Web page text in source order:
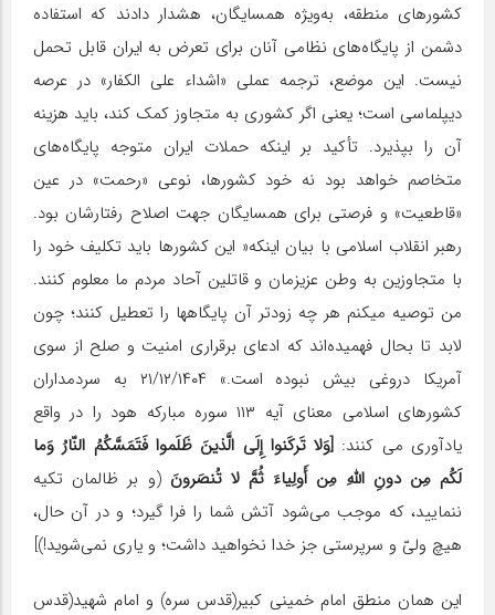
کشورهای منطقه، به‌ویژه همسایگان، هشدار دادند که استفاده
دشمن از پایگاه‌های نظامی آنان برای تعرض به ایران قابل تحمل
نیست. این موضع، ترجمه عملی «اشداء علی الکفار» در عرصه
دیپلماسی است؛ یعنی اگر کشوری به متجاوز کمک کند، باید هزینه
آن را بپذیرد. تأکید بر اینکه حملات ایران متوجه پایگاه‌های
متخاصم خواهد بود نه خود کشورها، نوعی «رحمت» در عین
«قاطعیت» و فرصتی برای همسایگان جهت اصلاح رفتارشان بود.
رهبر انقلاب اسلامی با بیان اینکه« این کشورها باید تکلیف خود را
با متجاوزین به وطن عزیزمان و قاتلین آحاد مردم ما معلوم کنند.
من توصیه میکنم هر چه زودتر آن پایگاهها را تعطیل کنند؛ چون
لابد تا بحال فهمیده‌اند که ادعای برقراری امنیت و صلح از سوی
آمریکا دروغی بیش نبوده است.» ۲۱/۱۲/۱۴۰۴ به سردمداران
کشورهای اسلامی معنای آیه ۱۱۳ سوره مبارکه هود را در واقع
یادآوری می کنند: [وَلا تَرکَنوا إِلَی الَّذینَ ظَلَموا فَتَمَسَّکُمُ النّارُ وَما
لَکُم مِن دونِ اللَّهِ مِن أَولِیاءَ ثُمَّ لا تُنصَرونَ (و بر ظالمان تکیه
ننمایید، که موجب می‌شود آتش شما را فرا گیرد؛ و در آن حال،
هیچ ولیّ و سرپرستی جز خدا نخواهید داشت؛ و یاری نمی‌شوید!)]
این همان منطق امام خمینی کبیر(قدس سره) و امام شهید(قدس